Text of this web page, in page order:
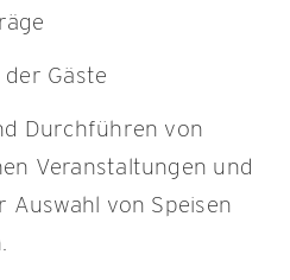
Gäste
Durchführen von
Veranstaltungen und
Auswahl von Speisen